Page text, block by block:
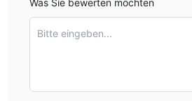
Was Sie bewerten möchten
Bitte eingeben...